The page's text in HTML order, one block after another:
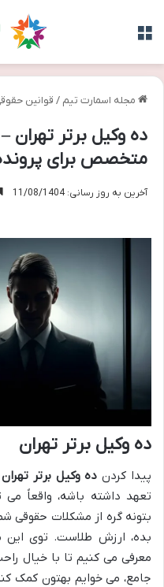
مجله اسمارت تیم / قوانین
ده وکیل برتر تهران
متخصص برای
آخرین به روز رسانی: 11/08/1404
ده وکیل برتر تهران
پیدا کردن ده وکیل برتر تهران
تعهد داشته باشه، واقعاً
بتونه گره از مشکلات حقوقی
بده، ارزش طلاست. توی این
معرفی می کنیم تا با خیال
جامع، می خوایم بهتون کمک